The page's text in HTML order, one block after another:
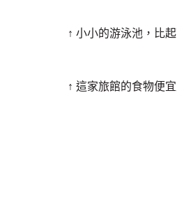
↑ 小小的游泳池，比
↑ 這家旅館的食物便